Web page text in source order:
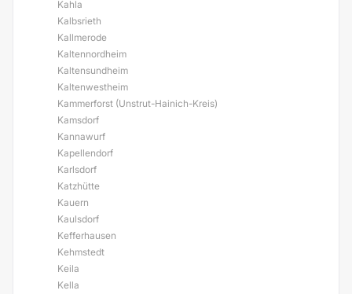
Kahla
Kalbsrieth
Kallmerode
Kaltennordheim
Kaltensundheim
Kaltenwestheim
Kammerforst (Unstrut-Hainich-Kreis)
Kamsdorf
Kannawurf
Kapellendorf
Karlsdorf
Katzhütte
Kauern
Kaulsdorf
Kefferhausen
Kehmstedt
Keila
Kella